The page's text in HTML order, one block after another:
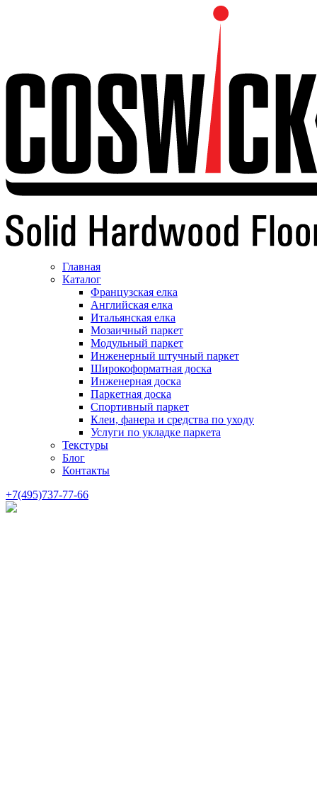
Главная
Каталог
Французская елка
Английская елка
Итальянская елка
Мозаичный паркет
Модульный паркет
Инженерный штучный паркет
Широкоформатная доска
Инженерная доска
Паркетная доска
Спортивный паркет
Клеи, фанера и средства по уходу
Услуги по укладке паркета
Текстуры
Блог
Контакты
+7(495)737-77-66